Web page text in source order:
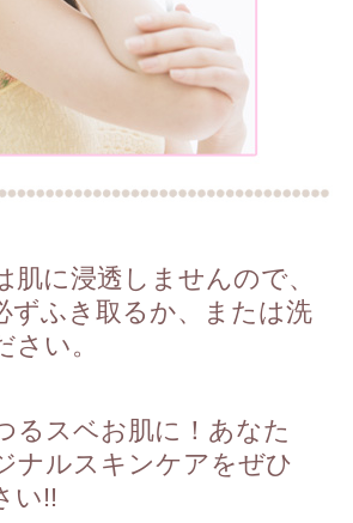
肌に浸透しませんので、
ずふき取るか、または洗
さい。
るスベお肌に！あなた
ナルスキンケアをぜひ
い!!